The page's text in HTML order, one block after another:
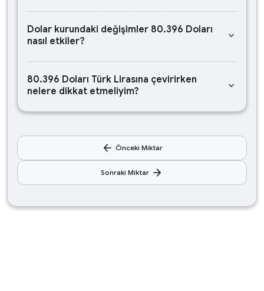
Dolar kurundaki değişimler 80.396 Doları
nasıl etkiler?
keyboard_arrow_down
80.396 Doları Türk Lirasına çevirirken
nelere dikkat etmeliyim?
keyboard_arrow_down
arrow_back Önceki Miktar
Sonraki Miktar arrow_forward